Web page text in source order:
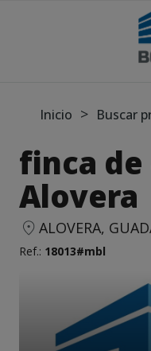
Inicio > Buscar
finca de
Alovera
ALOVERA,
Ref.: 18013#mbl